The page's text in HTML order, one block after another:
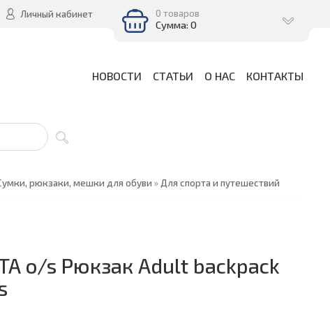
Личный кабинет 0 товаров
Сумма: 0
НОВОСТИ СТАТЬИ О НАС КОНТАКТЫ
рюкзаки, мешки для обуви » Для спорта и путешествий
o/s Рюкзак Adult backpack